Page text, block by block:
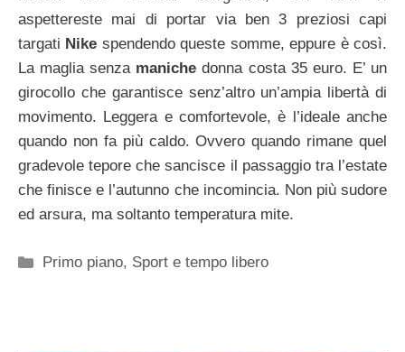
aspettereste mai di portar via ben 3 preziosi capi
targati Nike spendendo queste somme, eppure è così.
La maglia senza maniche donna costa 35 euro. E’ un
girocollo che garantisce senz’altro un’ampia libertà di
movimento. Leggera e comfortevole, è l’ideale anche
quando non fa più caldo. Ovvero quando rimane quel
gradevole tepore che sancisce il passaggio tra l’estate
che finisce e l’autunno che incomincia. Non più sudore
ed arsura, ma soltanto temperatura mite.
Categorie
Primo piano, Sport e tempo libero